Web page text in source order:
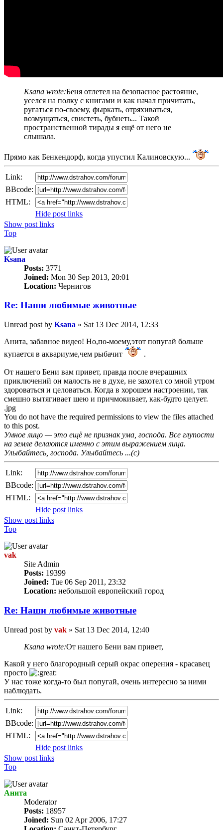
Ksana wrote:Беня отлетел на безопасное растояние,
уселся на полку с книгами и как начал причитать,
ругаться по-своему, фыркать, отряхиваться,
возмущаться, свистеть, бубнеть... Такой
пространственной тирады я ещё от него не
слышала.
Прямо как Бенкендорф, когда упустил Калиновскую...
Link:
BBcode:
HTML:
Hide post links
Show post links
Top
Ksana
Posts: 3771
Joined: Mon 30 Sep 2013, 20:01
Location: Чернигов
Re: Наши любимые животные
Unread post by Ksana » Sat 13 Dec 2014, 12:33
Анита, забавное видео! Но,по-моему,этот попугай больше
купается в аквариуме,чем рыбачит
.
От нашего Бени вам привет, правда после вчерашних
приключений он малость не в духе, не захотел со мной утром
здороваться и целоваться. Когда в хорошем настроении, так
смешно вытягивает шею и причмокивает, как-будто целует.
.jpg
You do not have the required permissions to view the files attached
to this post.
Умное лицо — это ещё не признак ума, господа. Все глупости
на земле делаются именно с этим выражением лица.
Улыбайтесь, господа. Улыбайтесь ...(с)
Link:
BBcode:
HTML:
Hide post links
Show post links
Top
vak
Site Admin
Posts: 19399
Joined: Tue 06 Sep 2011, 23:32
Location: небольшой европейский город
Re: Наши любимые животные
Unread post by vak » Sat 13 Dec 2014, 12:40
Ksana wrote:От нашего Бени вам привет,
Какой у него благородный серый окрас оперения - красавец
просто
У нас тоже когда-то был попугай, очень интересно за ними
наблюдать.
Link:
BBcode:
HTML:
Hide post links
Show post links
Top
Анита
Мoderator
Posts: 18957
Joined: Sun 02 Apr 2006, 17:27